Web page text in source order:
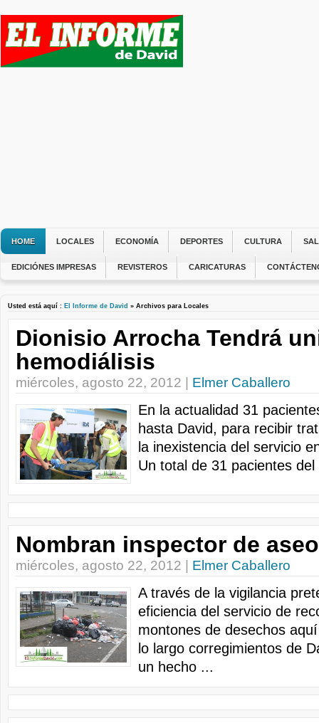
HOME LOCALES ECONOMÍA DEPORTES CULTURA
EDICIÓNES IMPRESAS REVISTEROS CARICATURAS
Usted está aquí : El Informe de David » Archivos para Locales
Dionisio Arrocha Tendrá
hemodiálisis
miércoles, agosto 22, 2012 | Elmer Caballero
En la actualidad 31
hasta David, para recibir
la inexistencia del servicio
Un total de 31 pacientes
Nombran inspector de aseo
miércoles, agosto 22, 2012 | Elmer Caballero
A través de la vigilancia
eficiencia del servicio de
montones de desechos
lo largo corregimientos de
un hecho ...